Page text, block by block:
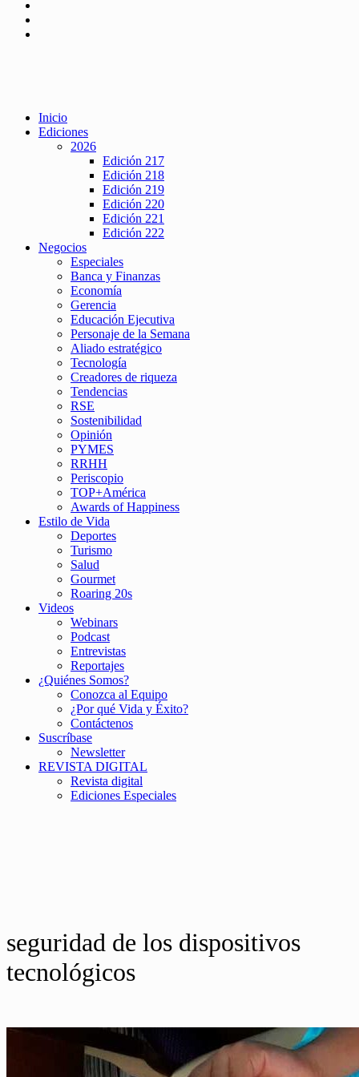
Inicio
Ediciones
2026
Edición 217
Edición 218
Edición 219
Edición 220
Edición 221
Edición 222
Negocios
Especiales
Banca y Finanzas
Economía
Gerencia
Educación Ejecutiva
Personaje de la Semana
Aliado estratégico
Tecnología
Creadores de riqueza
Tendencias
RSE
Sostenibilidad
Opinión
PYMES
RRHH
Periscopio
TOP+América
Awards of Happiness
Estilo de Vida
Deportes
Turismo
Salud
Gourmet
Roaring 20s
Videos
Webinars
Podcast
Entrevistas
Reportajes
¿Quiénes Somos?
Conozca al Equipo
¿Por qué Vida y Éxito?
Contáctenos
Suscríbase
Newsletter
REVISTA DIGITAL
Revista digital
Ediciones Especiales
seguridad de los dispositivos
tecnológicos